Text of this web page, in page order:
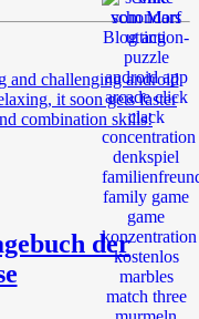
challenging android
it soon gets faster
combination skills!
der